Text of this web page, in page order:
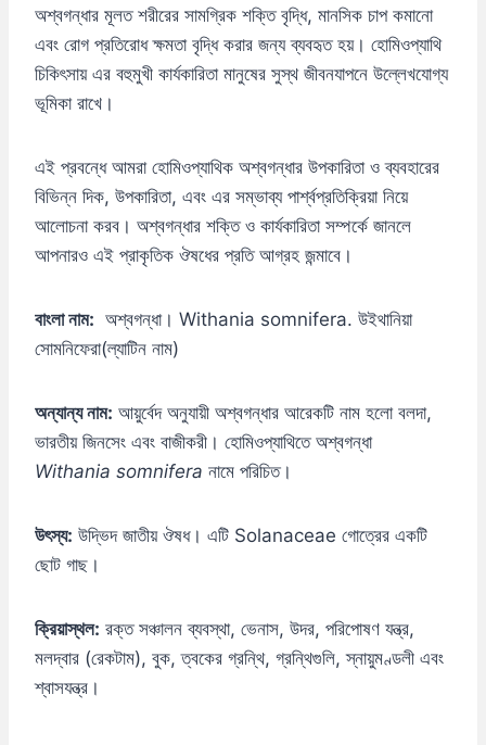
অশ্বগন্ধার মূলত শরীরের সামগ্রিক শক্তি বৃদ্ধি, মানসিক চাপ কমানো
এবং রোগ প্রতিরোধ ক্ষমতা বৃদ্ধি করার জন্য ব্যবহৃত হয়। হোমিওপ্যাথি
চিকিৎসায় এর বহুমুখী কার্যকারিতা মানুষের সুস্থ জীবনযাপনে উল্লেখযোগ্য
ভূমিকা রাখে।
এই প্রবন্ধে আমরা হোমিওপ্যাথিক অশ্বগন্ধার উপকারিতা ও ব্যবহারের
বিভিন্ন দিক, উপকারিতা, এবং এর সম্ভাব্য পার্শ্বপ্রতিক্রিয়া নিয়ে
আলোচনা করব। অশ্বগন্ধার শক্তি ও কার্যকারিতা সম্পর্কে জানলে
আপনারও এই প্রাকৃতিক ঔষধের প্রতি আগ্রহ জন্মাবে।
বাংলা নাম: অশ্বগন্ধা। Withania somnifera. উইথানিয়া
সোমনিফেরা(ল্যাটিন নাম)
অন্যান্য নাম: আয়ুর্বেদ অনুযায়ী অশ্বগন্ধার আরেকটি নাম হলো বলদা,
ভারতীয় জিনসেং এবং বাজীকরী। হোমিওপ্যাথিতে অশ্বগন্ধা
Withania somnifera নামে পরিচিত।
উৎস্য: উদ্ভিদ জাতীয় ঔষধ। এটি Solanaceae গোত্রের একটি
ছোট গাছ।
ক্রিয়াস্থল: রক্ত সঞ্চালন ব্যবস্থা, ভেনাস, উদর, পরিপোষণ যন্ত্র,
মলদ্বার (রেকটাম), বুক, ত্বকের গ্রন্থি, গ্রন্থিগুলি, স্নায়ুমণ্ডলী এবং
শ্বাসযন্ত্র।